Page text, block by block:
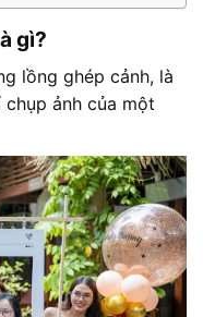
gì?
lồng ghép cảnh, là
ảnh của một